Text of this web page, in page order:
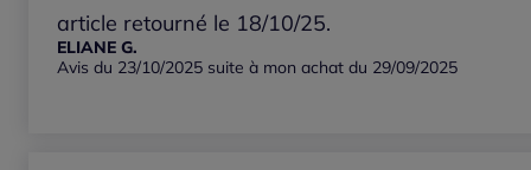
Les plus anciens
article retourné le 18/10/25.
ELIANE G.
Avis du 23/10/2025 suite à mon achat du 29/09/2025